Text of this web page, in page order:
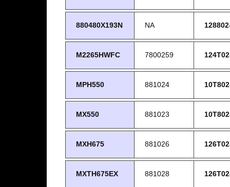
880480X193N NA
M2265HWFC 7800259
MPH550 881024
MX550 881023
MXH675 881026
MXTH675EX 881028